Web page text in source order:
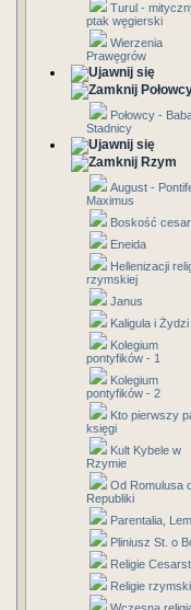
Turul -
ptak węgierski
Wierzenia
Prawęgrów
Połowcy -
Stadnicy
Rzym
August -
Maximus
Boskość
Eneida
Hellenizacji
rzymskiej
Janus
Kaligula i Żydzi
Kolegium
pontyfików - 1
Kolegium
pontyfików - 2
Kto pierwszy
księgi
Kult Kybele w
Rzymie
Od Romulusa
Republiki
Parentalia,
Pliniusz St. o
Religie
Religie